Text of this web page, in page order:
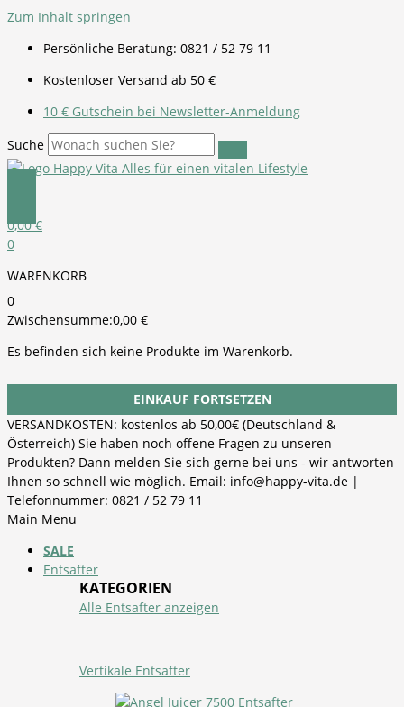
Zum Inhalt springen
Persönliche Beratung: 0821 / 52 79 11
Kostenloser Versand ab 50 €
10 € Gutschein bei Newsletter-Anmeldung
Suche
0,00€
0
WARENKORB
0
Zwischensumme:0,00 €
Es befinden sich keine Produkte im Warenkorb.
EINKAUF FORTSETZEN
VERSANDKOSTEN: kostenlos ab 50,00€ (Deutschland &
Österreich) Sie haben noch offene Fragen zu unseren
Produkten? Dann melden Sie sich gerne bei uns - wir antworten
Ihnen so schnell wie möglich. Email: info@happy-vita.de |
Telefonnummer: 0821 / 52 79 11
Main Menu
SALE
Entsafter
KATEGORIEN
Alle Entsafter anzeigen
Vertikale Entsafter